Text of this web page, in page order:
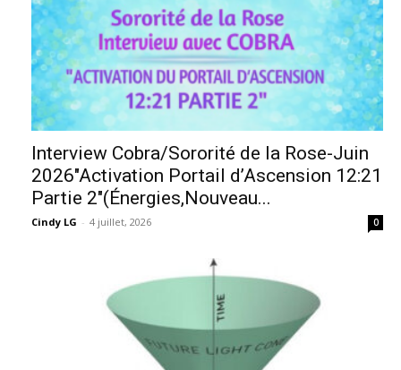
Interview Cobra/Sororité de la Rose-Juin
2026″Activation Portail d’Ascension 12:21
Partie 2″(Énergies,Nouveau...
Cindy LG - 4 juillet, 2026 0